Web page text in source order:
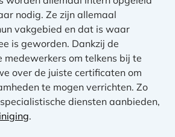
nodig. Ze zijn allemaal
vakgebied en dat is waar
is geworden. Dankzij de
medewerkers om telkens bij te
over de juiste certificaten om
te mogen verrichten. Zo
diensten aanbieden,
.